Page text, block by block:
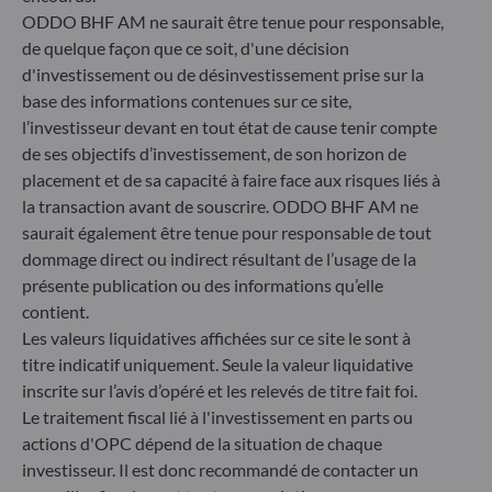
Allemagne
+49 (0) 69 920 50 0
Société de Gestion de Portefeuille agréée par la
Bundesanstalt für Finanzdienstleistungsaufsicht (« BaFin »)
Enregistrement commercial : HRB 11971 tribunal local de
ODDO BHF Asset Management LUX
6, rue Gabriel Lippmann
L-5365 Munsbach
Luxembourg
+352 45 76 76 245
Enregistré au registre du commerce et des sociétés de
Luxembourg sous le numéro B 29891 Agréé et supervisé
par la commission de Surveillance du Secteur Financier
(CSSF)
ODDO BHF AM ne saurait être tenue pour responsable,
de quelque façon que ce soit, d'une décision
d'investissement ou de désinvestissement prise sur la
base des informations contenues sur ce site,
l’investisseur devant en tout état de cause tenir compte
de ses objectifs d’investissement, de son horizon de
placement et de sa capacité à faire face aux risques liés à
la transaction avant de souscrire. ODDO BHF AM ne
saurait également être tenue pour responsable de tout
dommage direct ou indirect résultant de l’usage de la
présente publication ou des informations qu’elle
contient.
Les valeurs liquidatives affichées sur ce site le sont à
titre indicatif uniquement. Seule la valeur liquidative
inscrite sur l’avis d’opéré et les relevés de titre fait foi.
Le traitement fiscal lié à l'investissement en parts ou
actions d'OPC dépend de la situation de chaque
investisseur. Il est donc recommandé de contacter un